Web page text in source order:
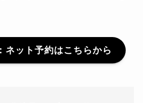
ネット予約はこちらから